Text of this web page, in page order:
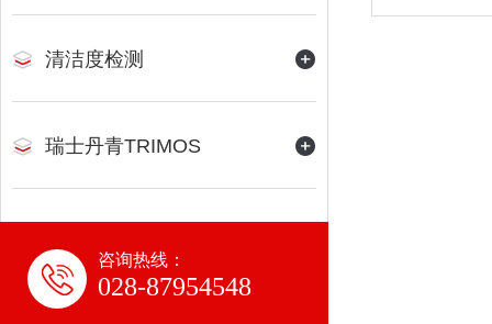
清洁度检测
瑞士丹青TRIMOS
咨询热线：
028-87954548